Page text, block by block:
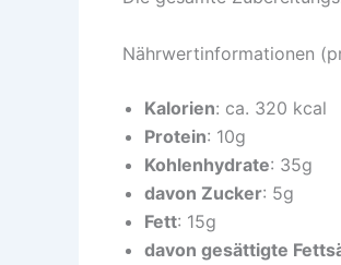
Nährwertinformationen
Kalorien: ca. 320 kcal
Protein: 10g
Kohlenhydrate: 35g
davon Zucker: 5g
Fett: 15g
davon gesättigte